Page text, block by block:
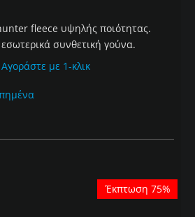
fleece υψηλής ποιότητας.
συνθετική γούνα.
Αγοράστε με 1-κλικ
Έκπτωση 75%